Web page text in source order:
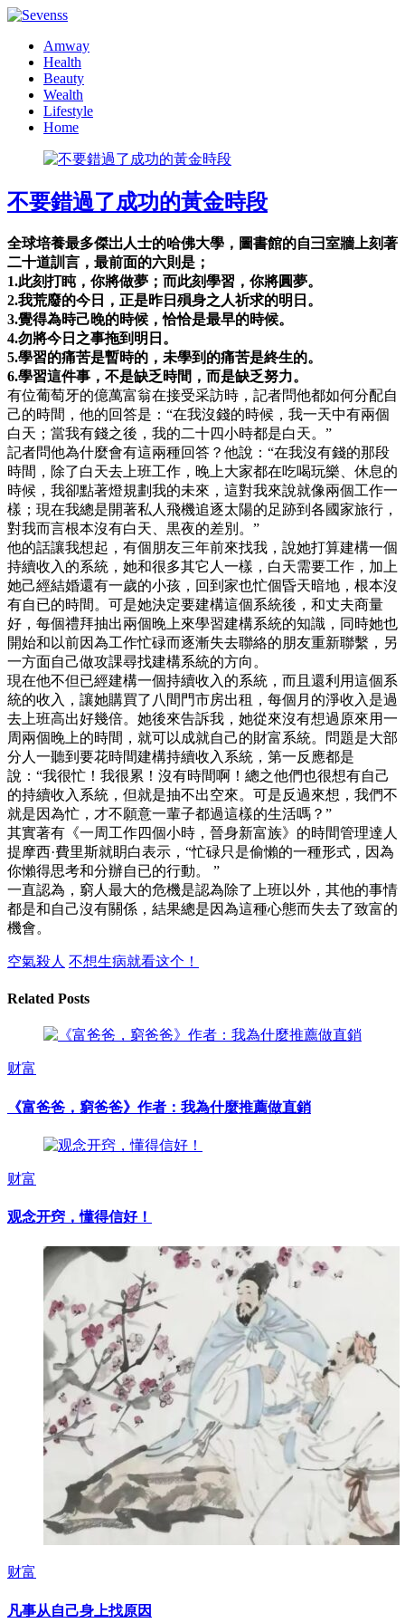
Amway
Health
Beauty
Wealth
Lifestyle
Home
不要錯過了成功的黃金時段
全球培養最多傑岀人士的哈佛大學，圖書館的自彐室牆上刻著
二十道訓言，最前面的六則是；
1.此刻打盹，你將做夢；而此刻學習，你將圓夢。
2.我荒廢的今日，正是昨日殞身之人祈求的明日。
3.覺得為時己晚的時候，恰恰是最早的時候。
4.勿將今日之事拖到明日。
5.學習的痛苦是暫時的，未學到的痛苦是終生的。
6.學習這件事，不是缺乏時間，而是缺乏努力。
有位葡萄牙的億萬富翁在接受采訪時，記者問他都如何分配自
己的時間，他的回答是：“在我沒錢的時候，我一天中有兩個
白天；當我有錢之後，我的二十四小時都是白天。”
記者問他為什麼會有這兩種回答？他說：“在我沒有錢的那段
時間，除了白天去上班工作，晚上大家都在吃喝玩樂、休息的
時候，我卻點著燈規劃我的未來，這對我來說就像兩個工作一
樣；現在我總是開著私人飛機追逐太陽的足跡到各國家旅行，
對我而言根本沒有白天、黒夜的差別。”
他的話讓我想起，有個朋友三年前來找我，說她打算建構一個
持續收入的系統，她和很多其它人一樣，白天需要工作，加上
她己經結婚還有一歲的小孩，回到家也忙個昏天暗地，根本沒
有自已的時間。可是她決定要建構這個系統後，和丈夫商量
好，每個禮拜抽出兩個晚上來學習建構系統的知識，同時她也
開始和以前因為工作忙碌而逐漸失去聯絡的朋友重新聯繫，另
一方面自己做攻課尋找建構系統的方向。
現在他不但已經建構一個持續收入的系統，而且還利用這個系
統的收入，讓她購買了八間門市房出租，每個月的淨收入是過
去上班高出好幾倍。她後來告訴我，她從來沒有想過原來用一
周兩個晚上的時間，就可以成就自己的財富系統。問題是大部
分人一聽到要花時間建構持續收入系統，第一反應都是
說：“我很忙！我很累！沒有時間啊！總之他們也很想有自己
的持續收入系統，但就是抽不出空來。可是反過來想，我們不
就是因為忙，才不願意一輩子都過這樣的生活嗎？”
其實著有《一周工作四個小時，晉身新富族》的時間管理達人
提摩西·費里斯就眀白表示，“忙碌只是偷懶的一種形式，因為
你懶得思考和分辦自已的行動。 ”
一直認為，窮人最大的危機是認為除了上班以外，其他的事情
都是和自己沒有關係，結果總是因為這種心態而失去了致富的
機會。
空氣殺人 不想生病就看这个！
Related Posts
财富
《富爸爸，窮爸爸》作者：我為什麼推薦做直銷
财富
观念开窍，懂得信好！
财富
凡事从自己身上找原因